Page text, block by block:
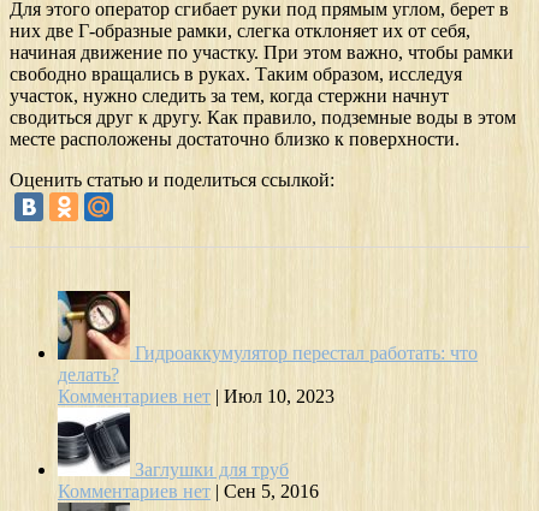
Для этого оператор сгибает руки под прямым углом, берет в
них две Г-образные рамки, слегка отклоняет их от себя,
начиная движение по участку. При этом важно, чтобы рамки
свободно вращались в руках. Таким образом, исследуя
участок, нужно следить за тем, когда стержни начнут
сводиться друг к другу. Как правило, подземные воды в этом
месте расположены достаточно близко к поверхности.
Оценить статью и поделиться ссылкой:
Гидроаккумулятор перестал работать: что
делать?
Комментариев нет | Июл 10, 2023
Заглушки для труб
Комментариев нет | Сен 5, 2016